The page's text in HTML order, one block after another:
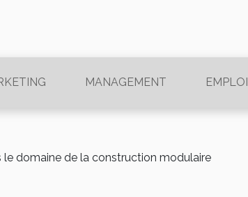
MANAGEMENT EMPLOI
domaine de la construction modulaire